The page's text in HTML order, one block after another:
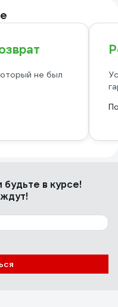
не был
будьте в курсе!